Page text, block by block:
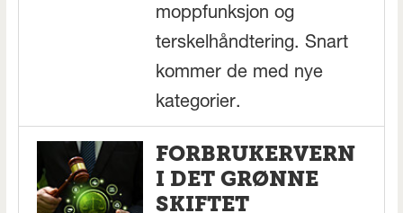
moppfunksjon og
terskelhåndtering. Snart
kommer de med nye
kategorier.
FORBRUKERVERN
I DET GRØNNE
SKIFTET